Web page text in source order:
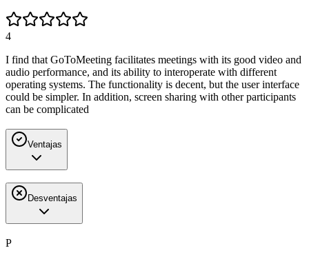
4
I find that GoToMeeting facilitates meetings with its good video and
audio performance, and its ability to interoperate with different
operating systems. The functionality is decent, but the user interface
could be simpler. In addition, screen sharing with other participants
can be complicated
Ventajas
Desventajas
P